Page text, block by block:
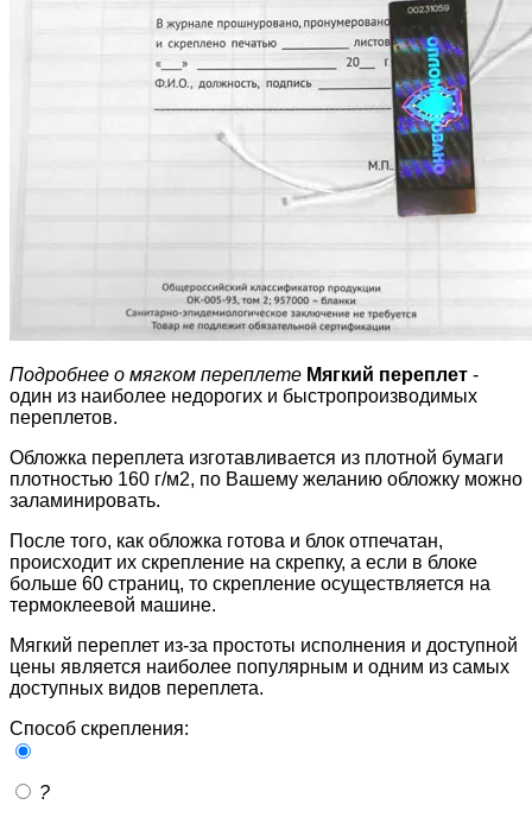
Подробнее о мягком переплете Мягкий переплет -
один из наиболее недорогих и быстропроизводимых
переплетов.
Обложка переплета изготавливается из плотной бумаги
плотностью 160 г/м2, по Вашему желанию обложку можно
заламинировать.
После того, как обложка готова и блок отпечатан,
происходит их скрепление на скрепку, а если в блоке
больше 60 страниц, то скрепление осуществляется на
термоклеевой машине.
Мягкий переплет из-за простоты исполнения и доступной
цены является наиболее популярным и одним из самых
доступных видов переплета.
Способ скрепления:
?